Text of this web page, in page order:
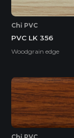
Chỉ PVC
PVC LK 356
Woodgrain edge